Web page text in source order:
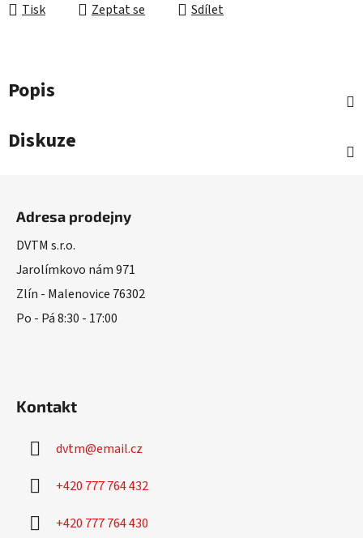
Tisk Zeptat se Sdílet
Popis
Diskuze
Adresa prodejny
DVTM s.r.o.
Jarolímkovo nám 971
Zlín - Malenovice 76302
Po - Pá 8:30 - 17:00
Kontakt
dvtm@email.cz
+420 777 764 432
+420 777 764 430